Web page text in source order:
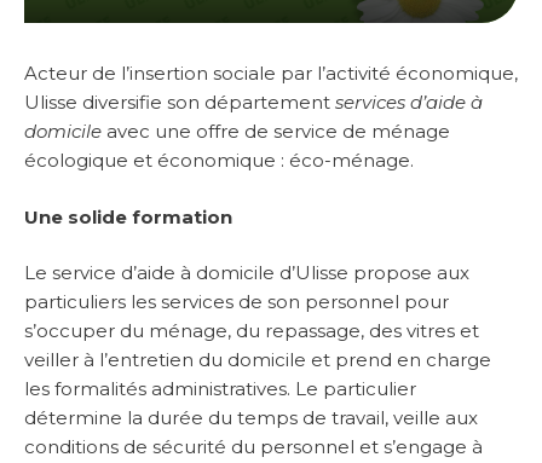
Acteur de l’insertion sociale par l’activité économique,
Ulisse diversifie son département services d’aide à
domicile avec une offre de service de ménage
écologique et économique : éco-ménage.
Une solide formation
Le service d’aide à domicile d’Ulisse propose aux
particuliers les services de son personnel pour
s’occuper du ménage, du repassage, des vitres et
veiller à l’entretien du domicile et prend en charge
les formalités administratives. Le particulier
détermine la durée du temps de travail, veille aux
conditions de sécurité du personnel et s’engage à